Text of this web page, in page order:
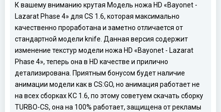
К вашему вниманию крутая Модель ножа HD «Bayonet -
Lazarat Phase 4» для CS 1.6, которая максимально
качественно проработана и заметно отличается от
стандартной модели knife. Данная версия содержит
изменение текстур модели ножа HD «Bayonet - Lazarat
Phase 4», теперь она в HD качестве и прилично
детализирована. Приятным бонусом будет наличие
анимации модели как в CS:GO, но анимация работает не
на всех сборках КС 1.6, по этому советуем скачать сборку
TURBO-CS, она на 100% работает, защищена от рекламы